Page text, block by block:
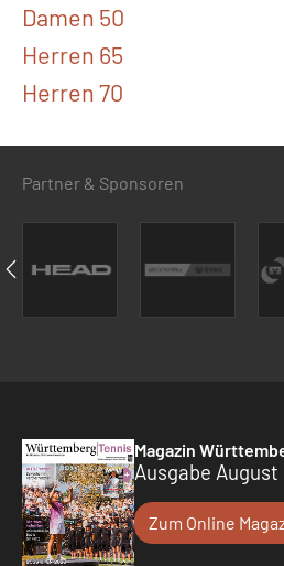
Damen 50
Herren 65
Herren 70
Partner & Sponsoren
Magazin
Ausgabe August
Zum Online